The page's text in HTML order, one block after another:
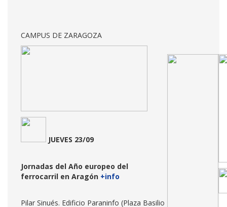
CAMPUS DE ZARAGOZA
JUEVES 23/09
Jornadas del Año europeo del
ferrocarril en Aragón +info
Pilar Sinués. Edificio Paraninfo (Plaza Basilio